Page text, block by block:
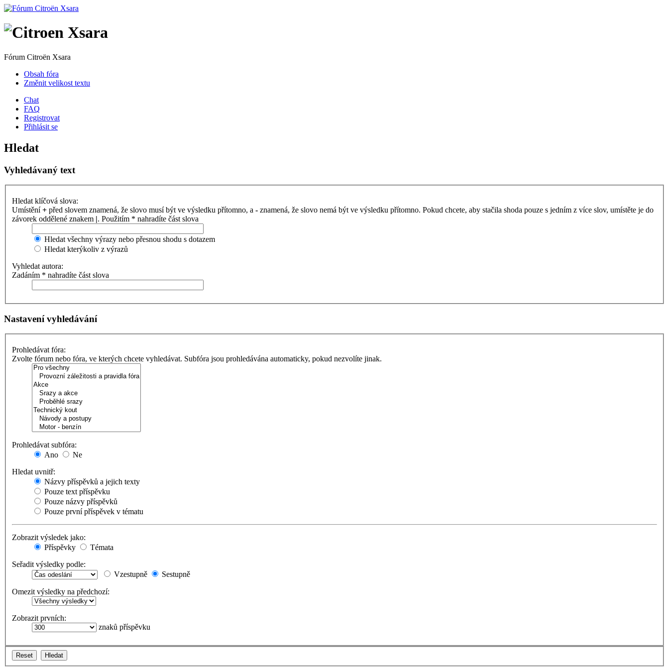
Fórum Citroën Xsara
Obsah fóra
Změnit velikost textu
Chat
FAQ
Registrovat
Přihlásit se
Hledat
Vyhledávaný text
Hledat klíčová slova:
Umístění+ před slovem znamená, že slovo musí být ve výsledku přítomno, a - znamená, že slovo nemá být ve výsledku přítomno. Pokud chcete, aby stačila shoda pouze s jedním z více slov, umístěte je do
závorek oddělené znakem |. Použitím * nahradíte část slova
Hledat všechny výrazy nebo přesnou shodu s dotazem
Hledat kterýkoliv z výrazů
Vyhledat autora:
Zadáním * nahradíte část slova
Nastavení vyhledávání
Prohledávat fóra:
Zvolte fórum nebo fóra, ve kterých chcete vyhledávat. Subfóra jsou prohledávána automaticky, pokud nezvolíte jinak.
Prohledávat subfóra:
Ano
Ne
Hledat uvnitř:
Názvy příspěvků a jejich texty
Pouze text příspěvku
Pouze názvy příspěvků
Pouze první příspěvek v tématu
Zobrazit výsledek jako:
Příspěvky
Témata
Seřadit výsledky podle:
Vzestupně
Sestupně
Omezit výsledky na předchozí:
Zobrazit prvních:
znaků příspěvku